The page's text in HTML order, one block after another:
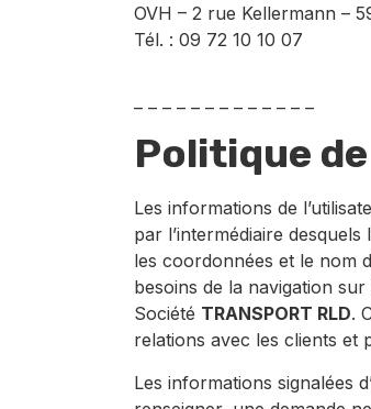
OVH – 2 rue Kellermann –
Tél. : 09 72 10 10 07
– – – – – – – – – – – – –
Politique
Les informations de
par l’intermédiaire
les coordonnées et le nom
besoins de la navigation
Société TRANSPORT RLD.
relations avec les clients et
Les informations signalées